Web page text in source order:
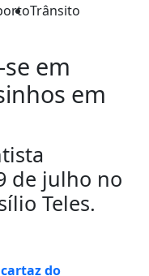
Trânsito
em
em
de julho no
Teles.
cartaz do